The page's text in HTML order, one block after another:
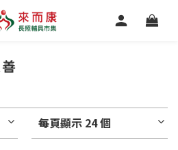
每頁顯示 24 個